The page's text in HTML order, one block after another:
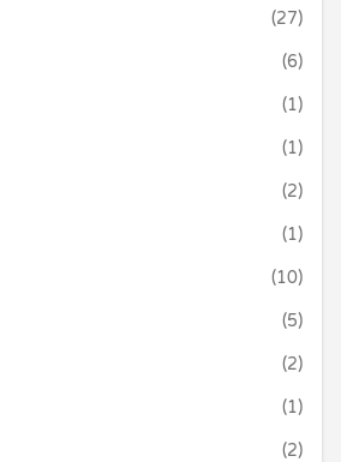
(27)
(6)
(1)
(1)
(2)
(1)
(10)
(5)
(2)
(1)
(2)